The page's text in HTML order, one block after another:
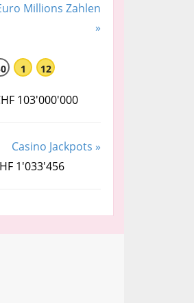
Millions Zahlen
»
1 12
103'000'000
Casino Jackpots »
1'033'456